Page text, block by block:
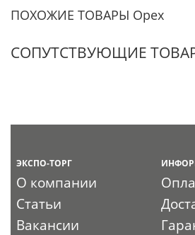
ПОХОЖИЕ ТОВАРЫ Орех
СОПУТСТВУЮЩИЕ
ЭКСПО-ТОРГ
О компании
Статьи
Вакансии